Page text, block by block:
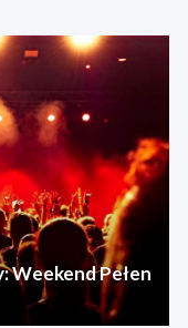
Weekend Pełen